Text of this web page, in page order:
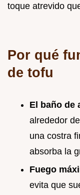
toque atrevido
Por qué
de tofu
El baño de
alrededor
una costra
absorba la
Fuego
evita que